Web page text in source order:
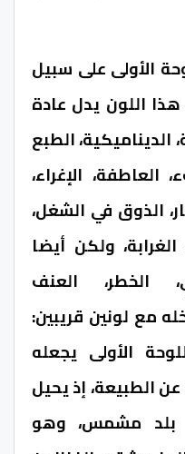
الأولى على سبيل
هذا اللون يدل عادة
الديناميكية، الطبع
العاطفة، الإغراء،
الذوق في الشغل،
الغرابة، ولكن أيضا
الخطر، العنف
مع لونين قريبين:
الأولى يجعله
الطبيعة، إذ يحيل
بلد مشمس، وهو